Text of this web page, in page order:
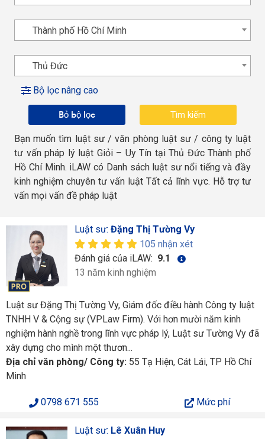
Thành phố Hồ Chí Minh
Thủ Đức
Bộ lọc nâng cao
Bỏ bộ lọc
Bạn muốn tìm luật sư / văn phòng luật sư / công ty luật
tư vấn pháp lý luật Giỏi – Uy Tín tại Thủ Đức Thành phố
Hồ Chí Minh. iLAW có Danh sách luật sư nổi tiếng và đầy
kinh nghiệm chuyên tư vấn luật Tất cả lĩnh vực. Hỗ trợ tư
vấn mọi vấn đề pháp luật
Luật sư: Đặng Thị Tường Vy
105 nhận xét
Đánh giá của iLAW: 9.1
13 năm kinh nghiệm
Luật sư Đặng Thị Tường Vy, Giám đốc điều hành Công ty luật
TNHH V & Cộng sự (VPLaw Firm). Với hơn mười năm kinh
nghiệm hành nghề trong lĩnh vực pháp lý, Luật sư Tường Vy đã
xây dựng cho mình một thươn...
Địa chỉ văn phòng/ Công ty: 55 Tạ Hiện, Cát Lái, TP Hồ Chí
Minh
0798 671 555 Mức phí
Luật sư: Lê Xuân Huy